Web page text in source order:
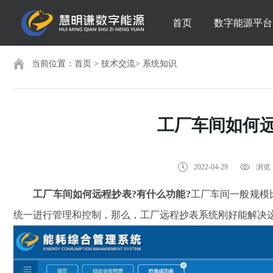
首页 数字能源平台
当前位置： 首页 > 技术交流> 系统知识
工厂车间如何
2022-04-29 浏览
工厂车间如何远程抄表?有什么功能?工厂车间一般规
统一进行管理和控制，那么，工厂远程抄表系统刚好能解决